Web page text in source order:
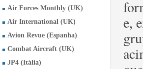
Air Forces Monthly (UK)
Air International (UK)
Avion Revue (Espanha)
Combat Aircraft (UK)
JP4 (Itália)
e,